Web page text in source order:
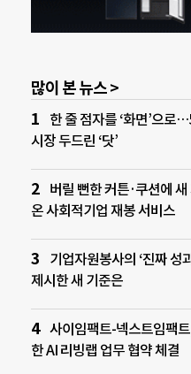
많이 본 뉴스 >
한 줄 점자를 ‘화면’으로
시장 두드린 ‘닷’
버릴 뻔한 커튼·쿠션에
온 사회적기업 재봉 서비스
기업자원봉사의 ‘진짜 성
제시한 새 기준은
사이임팩트-넥스트임팩
한 AI 리빙랩 업무 협약 체결